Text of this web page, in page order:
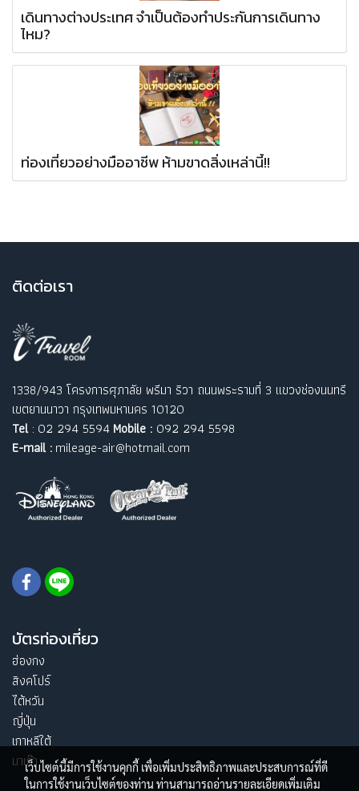
เดินทางต่างประเทศ จำเป็นต้องทำประกันการเดินทาง
ไหม?
ท่องเที่ยวอย่างมืออาชีพ ห้ามขาดสิ่งเหล่านี้!!
ติดต่อเรา
1338/943 โครงการศุภาลัย พรีมา ริวา ถนนพระรามที่ 3 แขวงช่องนนทรี
เขตยานนาวา กรุงเทพมหานคร 10120
Tel: 02 294 5594 Mobile : 092 294 5598
E-mail : mileage-air@hotmail.com
บัตรท่องเที่ยว
ฮ่องกง
สิงคโปร์
ไต้หวัน
ญี่ปุ่น
เกาหลีใต้
มาเก๊าเว็บไซต์นี้มีการใช้งานคุกกี้ เพื่อเพิ่มประสิทธิภาพและประสบการณ์ที่ดี
ในการใช้งานเว็บไซต์ของท่าน ท่านสามารถอ่านรายละเอียดเพิ่มเติม